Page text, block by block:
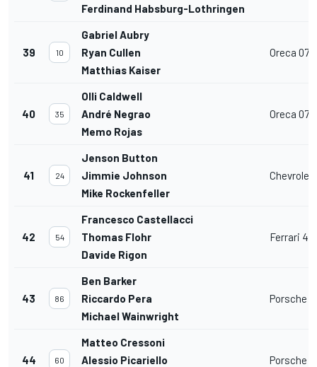
Ferdinand Habsburg-Lothringen
39 10
Gabriel Aubry
Ryan Cullen
Matthias Kaiser
Oreca 07
40 35
Olli Caldwell
André Negrao
Memo Rojas
Oreca 07
41 24
Jenson Button
Jimmie Johnson
Mike Rockenfeller
Chevrolet
42 54
Francesco Castellacci
Thomas Flohr
Davide Rigon
Ferrari
43 86
Ben Barker
Riccardo Pera
Michael Wainwright
Porsche
44 60
Matteo Cressoni
Alessio Picariello
Porsche